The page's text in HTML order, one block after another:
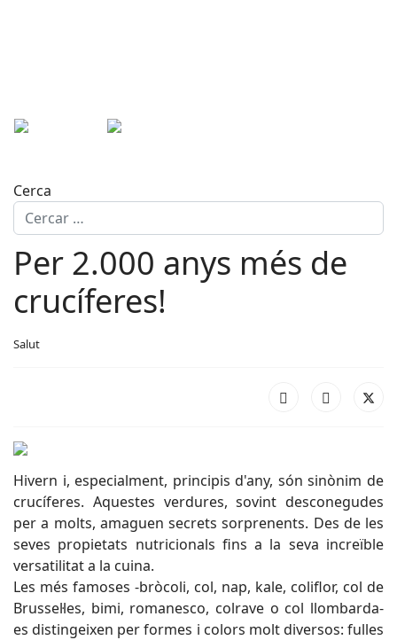
Cerca
Per 2.000 anys més de
crucíferes!
Salut
Hivern i, especialment, principis d'any, són sinònim de
crucíferes. Aquestes verdures, sovint desconegudes
per a molts, amaguen secrets sorprenents. Des de les
seves propietats nutricionals fins a la seva increïble
versatilitat a la cuina.
Les més famoses -bròcoli, col, nap, kale, coliflor, col de
Brussel·les, bimi, romanesco, colrave o col llombarda-
es distingeixen per formes i colors molt diversos: fulles